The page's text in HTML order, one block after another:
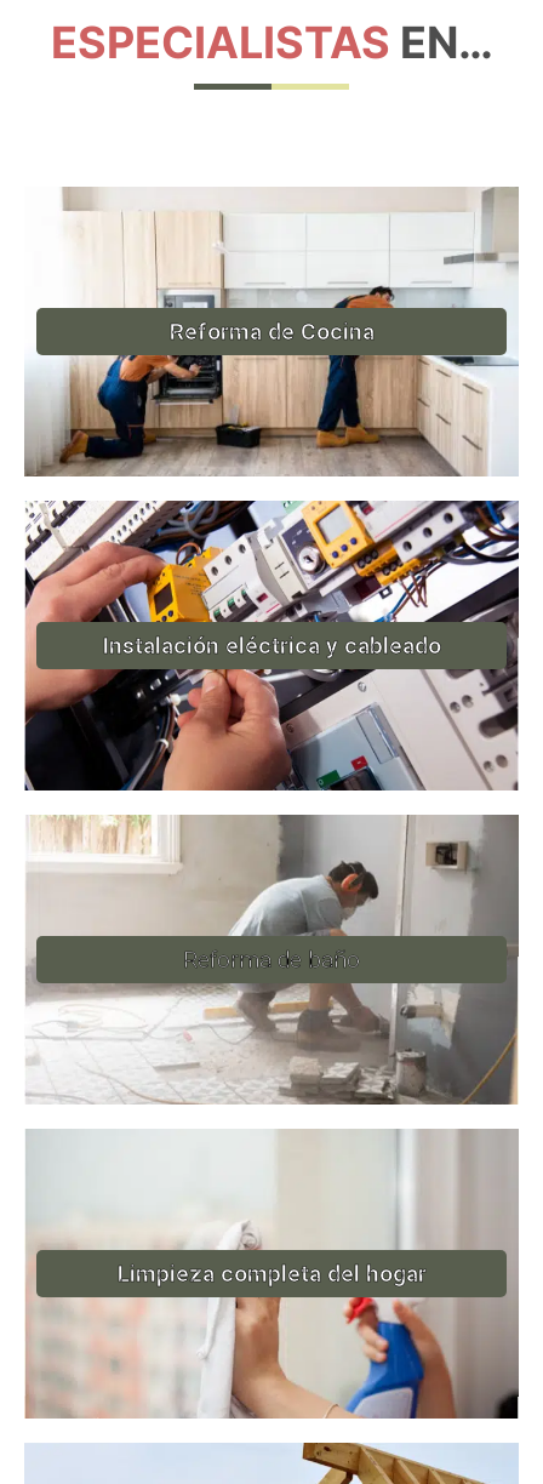
ESPECIALISTAS EN…
Reforma de Cocina
Instalación eléctrica y cableado
Reforma de baño
Limpieza completa del hogar